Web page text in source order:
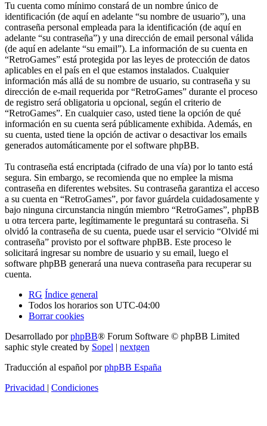
Tu cuenta como mínimo constará de un nombre único de
identificación (de aquí en adelante “su nombre de usuario”), una
contraseña personal empleada para la identificación (de aquí en
adelante “su contraseña”) y una dirección de email personal válida
(de aquí en adelante “su email”). La información de su cuenta en
“RetroGames” está protegida por las leyes de protección de datos
aplicables en el país en el que estamos instalados. Cualquier
información más allá de su nombre de usuario, su contraseña y su
dirección de e-mail requerida por “RetroGames” durante el proceso
de registro será obligatoria u opcional, según el criterio de
“RetroGames”. En cualquier caso, usted tiene la opción de qué
información en su cuenta será públicamente exhibida. Además, en
su cuenta, usted tiene la opción de activar o desactivar los emails
generados automáticamente por el software phpBB.
Tu contraseña está encriptada (cifrado de una vía) por lo tanto está
segura. Sin embargo, se recomienda que no emplee la misma
contraseña en diferentes websites. Su contraseña garantiza el acceso
a su cuenta en “RetroGames”, por favor guárdela cuidadosamente y
bajo ninguna circunstancia ningún miembro “RetroGames”, phpBB
u otra tercera parte, legítimamente le preguntará su contraseña. Si
olvidó la contraseña de su cuenta, puede usar el servicio “Olvidé mi
contraseña” provisto por el software phpBB. Este proceso le
solicitará ingresar su nombre de usuario y su email, luego el
software phpBB generará una nueva contraseña para recuperar su
cuenta.
RG Índice general
Todos los horarios son UTC-04:00
Borrar cookies
Desarrollado porphpBB® Forum Software © phpBB Limited
saphic style created by Sopel | nextgen
Traducción al español porphpBB España
Privacidad | Condiciones